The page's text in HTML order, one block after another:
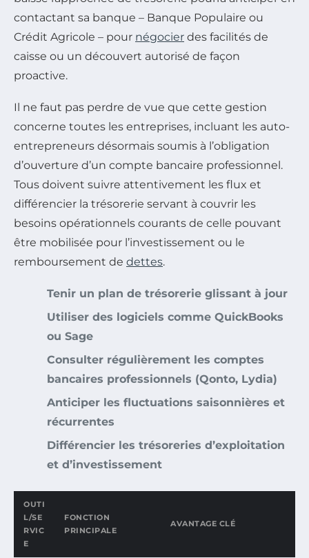
contactant sa banque – Banque Populaire ou
Crédit Agricole – pour négocier des facilités de
caisse ou un découvert autorisé de façon
proactive.
Il ne faut pas perdre de vue que cette gestion
concerne toutes les entreprises, incluant les auto-
entrepreneurs désormais soumis à l’obligation
d’ouverture d’un compte bancaire professionnel.
Tous doivent suivre attentivement les flux et
différencier la trésorerie servant à couvrir les
besoins opérationnels courants de celle pouvant
être mobilisée pour l’investissement ou le
remboursement de dettes.
Tenir un plan de trésorerie glissant à jour
Utiliser des logiciels comme QuickBooks
ou Sage
Consulter régulièrement les comptes
bancaires professionnels (Qonto, Lydia)
Anticiper les fluctuations saisonnières et
récurrentes
Différencier les trésoreries d’exploitation
et d’investissement
OUTI
L/SE
RVIC
E
FONCTION
PRINCIPALE
AVANTAGE CLÉ